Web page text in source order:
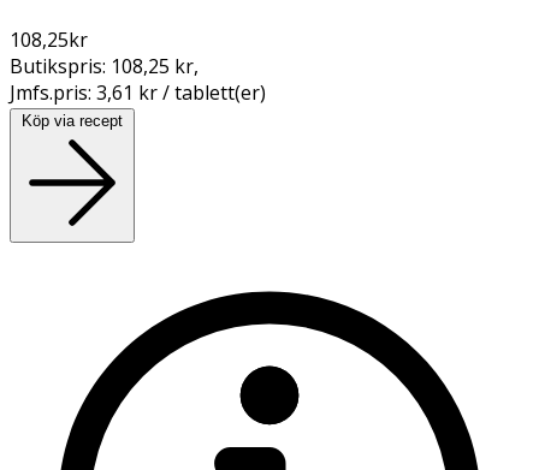
108,25kr
Butikspris: 108,25 kr,
Jmfs.pris: 3,61 kr / tablett(er)
Köp via recept